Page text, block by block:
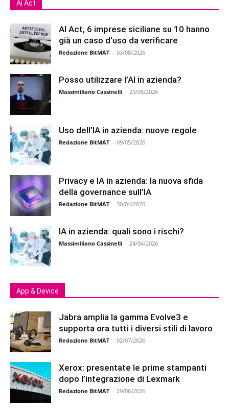
Ai Act
AI Act, 6 imprese siciliane su 10 hanno
già un caso d’uso da verificare
Redazione BitMAT - 03/08/2026
Posso utilizzare l’AI in azienda?
Massimiliano Cassinelli - 23/05/2026
Uso dell’IA in azienda: nuove regole
Redazione BitMAT - 09/05/2026
Privacy e IA in azienda: la nuova sfida
della governance sull’IA
Redazione BitMAT - 30/04/2026
IA in azienda: quali sono i rischi?
Massimiliano Cassinelli - 24/04/2026
App & Device
Jabra amplia la gamma Evolve3 e
supporta ora tutti i diversi stili di lavoro
Redazione BitMAT - 02/07/2026
Xerox: presentate le prime stampanti
dopo l’integrazione di Lexmark
Redazione BitMAT - 29/06/2026